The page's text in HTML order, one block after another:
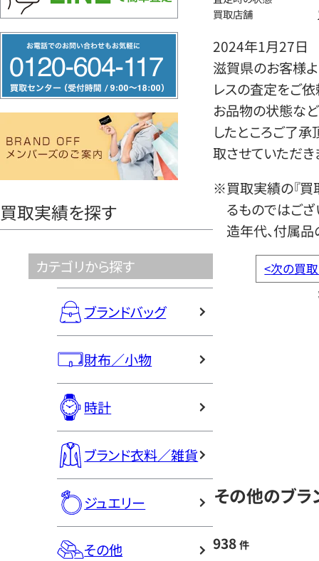
リ
ー
ヤ
買取実績を探す
カテゴリから探す
ブランドバッグ
財布／小物
時計
ブランド衣料／雑貨
ジュエリー
その他
買取店舗
2024年1月27日
滋賀県のお客様
レスの査定をご依
お品物の状態など
したところご了
取させていただき
※買取実績の『買
るものではござ
造年代、付属品
<次の買
その他のブラ
938 件